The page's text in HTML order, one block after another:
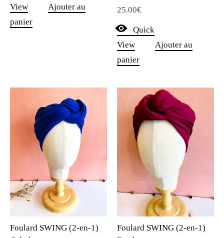
panier
Quick
View
panier
Foulard SWING (2-en-1)
Cobalt pour
Foulard SWING (2-en-1)
Bordeaux pour